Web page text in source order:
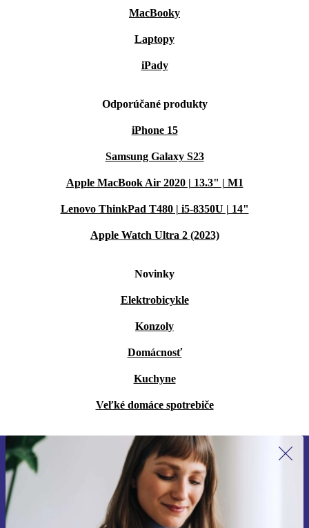
MacBooky
Laptopy
iPady
Odporúčané produkty
iPhone 15
Samsung Galaxy S23
Apple MacBook Air 2020 | 13.3" | M1
Lenovo ThinkPad T480 | i5-8350U | 14"
Apple Watch Ultra 2 (2023)
Novinky
Elektrobicykle
Konzoly
Domácnosť
Kuchyne
Veľké domáce spotrebiče
Prihláste sa prvýkrát na newsletter!
Už nikdy nezmeškajte ponuku.